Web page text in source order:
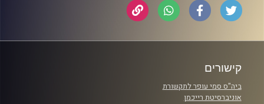
קישורים
ביה"ס סמי עופר לתקשורת
אוניברסיטת רייכמן